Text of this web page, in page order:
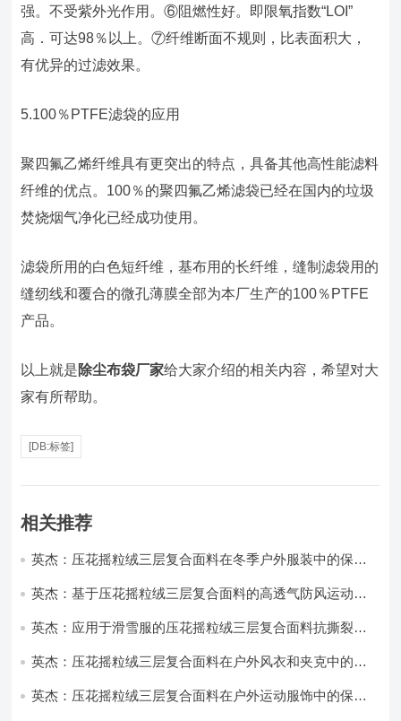
强。不受紫外光作用。⑥阻燃性好。即限氧指数“LOI”
高．可达98％以上。⑦纤维断面不规则，比表面积大，
有优异的过滤效果。
5.100％PTFE滤袋的应用
聚四氟乙烯纤维具有更突出的特点，具备其他高性能滤料
纤维的优点。100％的聚四氟乙烯滤袋已经在国内的垃圾
焚烧烟气净化已经成功使用。
滤袋所用的白色短纤维，基布用的长纤维，缝制滤袋用的
缝纫线和覆合的微孔薄膜全部为本厂生产的100％PTFE
产品。
以上就是除尘布袋厂家给大家介绍的相关内容，希望对大
家有所帮助。
[DB:标签]
相关推荐
英杰：压花摇粒绒三层复合面料在冬季户外服装中的保暖
英杰：基于压花摇粒绒三层复合面料的高透气防风运动服
英杰：应用于滑雪服的压花摇粒绒三层复合面料抗撕裂与
英杰：压花摇粒绒三层复合面料在户外风衣和夹克中的应
英杰：压花摇粒绒三层复合面料在户外运动服饰中的保暖